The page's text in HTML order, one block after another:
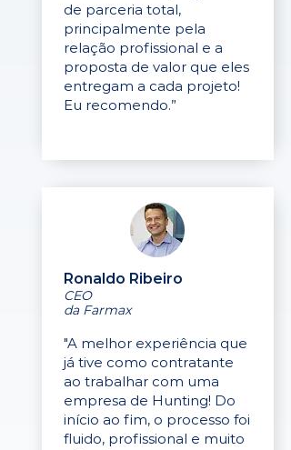
de parceria total,
principalmente pela
relação profissional e a
proposta de valor que eles
entregam a cada projeto!
Eu recomendo.”
Ronaldo Ribeiro
CEO
da Farmax
"A melhor experiência que
já tive como contratante
ao trabalhar com uma
empresa de Hunting! Do
início ao fim, o processo foi
fluido, profissional e muito